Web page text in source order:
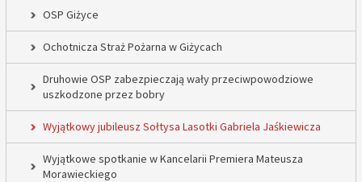
OSP Giżyce
Ochotnicza Straż Pożarna w Giżycach
Druhowie OSP zabezpieczają wały przeciwpowodziowe
uszkodzone przez bobry
Wyjątkowy jubileusz Sołtysa Lasotki Gabriela Jaśkiewicza
Wyjątkowe spotkanie w Kancelarii Premiera Mateusza
Morawieckiego